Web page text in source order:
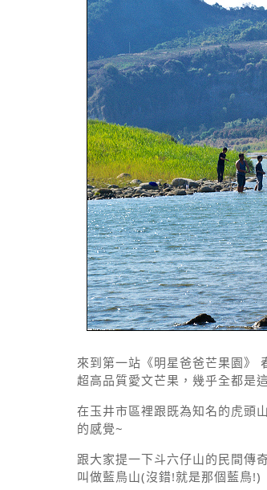
來到第一站《明星爸爸芒果園》
超高品質愛文芒果，幾乎全都是
在玉井市區裡跟既為知名的虎頭
的感覺~
跟大家提一下斗六仔山的民間傳
叫做藍鳥山(沒錯!就是那個藍鳥!)